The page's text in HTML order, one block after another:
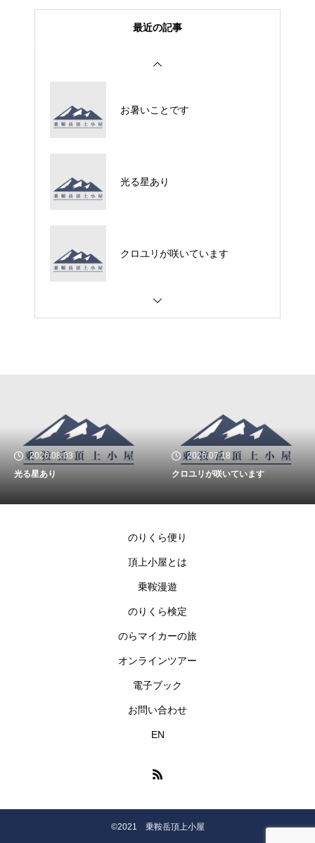
最近の記事
お暑いことです
光る星あり
クロユリが咲いています
2026.08.03
光る星あり
2026.07.18
クロユリが咲いています
のりくら便り
頂上小屋とは
乗鞍漫遊
のりくら検定
のらマイカーの旅
オンラインツアー
電子ブック
お問い合わせ
EN
©2021 乗鞍岳頂上小屋